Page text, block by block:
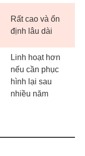
Rất cao và ổn
định lâu dài
Linh hoạt hơn
nếu cần phục
hình lại sau
nhiều năm